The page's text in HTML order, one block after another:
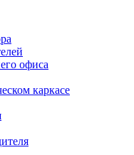
офиса
каркасе